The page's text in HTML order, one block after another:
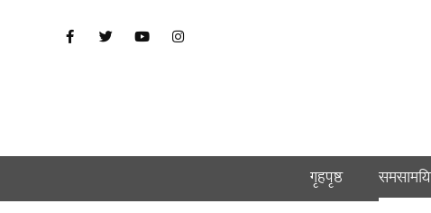
गृहपृष्ठ